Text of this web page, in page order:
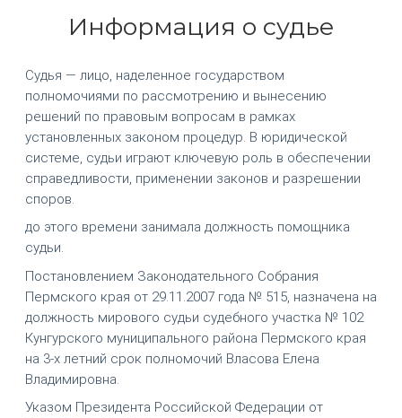
Информация о судье
Судья — лицо, наделенное государством
полномочиями по рассмотрению и вынесению
решений по правовым вопросам в рамках
установленных законом процедур. В юридической
системе, судьи играют ключевую роль в обеспечении
справедливости, применении законов и разрешении
споров.
до этого времени занимала должность помощника
судьи.
Постановлением Законодательного Собрания
Пермского края от 29.11.2007 года № 515, назначена на
должность мирового судьи судебного участка № 102
Кунгурского муниципального района Пермского края
на 3-х летний срок полномочий Власова Елена
Владимировна.
Указом Президента Российской Федерации от